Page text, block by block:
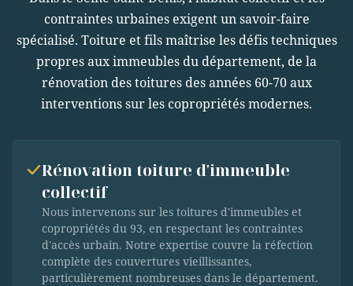
contraintes urbaines exigent un savoir-faire
spécialisé. Toiture et fils maîtrise les défis techniques
propres aux immeubles du département, de la
rénovation des toitures des années 60-70 aux
interventions sur les copropriétés modernes.
Rénovation toiture d'immeuble
collectif
Nous intervenons sur les toitures d'immeubles et
copropriétés du 93, en respectant les contraintes
d'accès urbain. Notre expertise couvre la réfection
complète des couvertures vieillissantes,
particulièrement nombreuses dans le département.